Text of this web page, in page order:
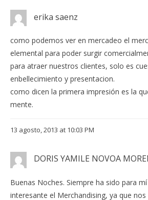
erika saenz
como podemos ver en mercadeo el
elemental para poder surgir
para atraer nuestros clientes, solo es
enbellecimiento y presentacion.
como dicen la primera impresión es la
mente.
13 agosto, 2013 at 10:03 PM
DORIS YAMILE NOVOA
Buenas Noches. Siempre ha sido para
interesante el Merchandising, ya que